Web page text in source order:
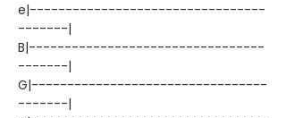
e|---------------------------------
-------|
B|---------------------------------
-------|
G|---------------------------------
-------|